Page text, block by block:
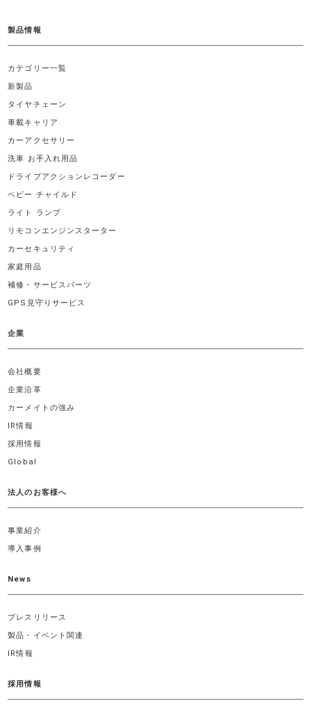
製品情報
カテゴリー一覧
新製品
タイヤチェーン
車載キャリア
カーアクセサリー
洗車 お手入れ用品
ドライブアクションレコーダー
ベビー チャイルド
ライト ランプ
リモコンエンジンスターター
カーセキュリティ
家庭用品
補修・サービスパーツ
GPS見守りサービス
企業
会社概要
企業沿革
カーメイトの強み
IR情報
採用情報
Global
法人のお客様へ
事業紹介
導入事例
News
プレスリリース
製品・イベント関連
IR情報
採用情報